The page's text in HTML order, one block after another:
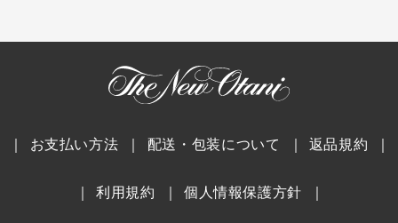
お支払い方法 配送・包装について 返品規約
利用規約 個人情報保護方針